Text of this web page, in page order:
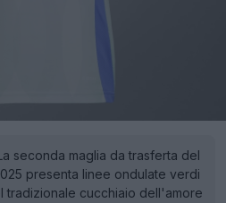
seconda maglia da trasferta del
presenta linee ondulate verdi
tradizionale cucchiaio dell'amore